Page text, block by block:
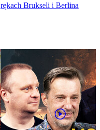
rękach Brukseli i Berlina